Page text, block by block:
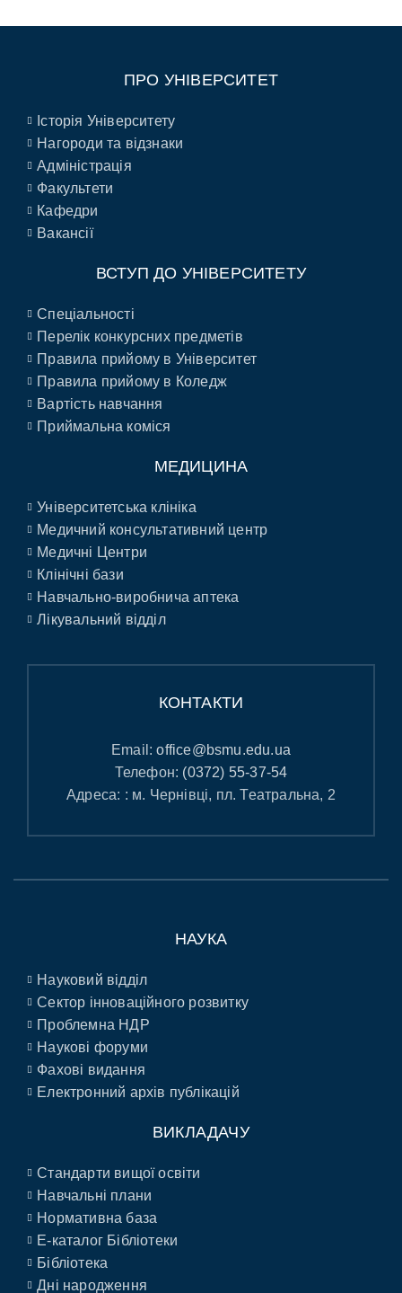
ПРО УНІВЕРСИТЕТ
Історія Університету
Нагороди та відзнаки
Адміністрація
Факультети
Кафедри
Вакансії
ВСТУП ДО УНІВЕРСИТЕТУ
Спеціальності
Перелік конкурсних предметів
Правила прийому в Університет
Правила прийому в Коледж
Вартість навчання
Приймальна коміся
МЕДИЦИНА
Університетська клініка
Медичний консультативний центр
Медичні Центри
Клінічні бази
Навчально-виробнича аптека
Лікувальний відділ
КОНТАКТИ
Email:office@bsmu.edu.ua
Телефон: (0372) 55-37-54
Адреса: : м. Чернівці, пл. Театральна, 2
НАУКА
Науковий відділ
Сектор інноваційного розвитку
Проблемна НДР
Наукові форуми
Фахові видання
Електронний архів публікацій
ВИКЛАДАЧУ
Стандарти вищої освіти
Навчальні плани
Нормативна база
E-каталог Бібліотеки
Бібліотека
Дні народження